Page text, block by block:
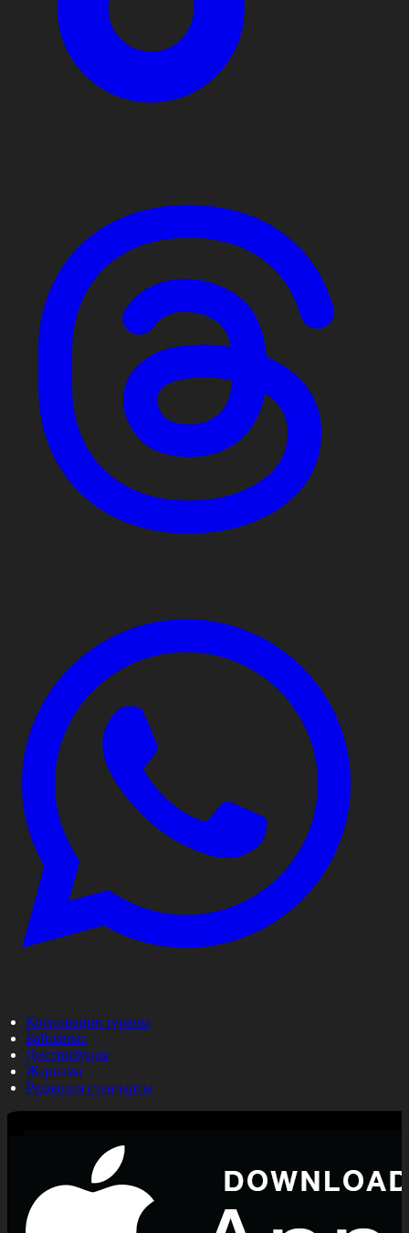
Корпорация туралы
Байланыс
Дистрибуция
Жарнама
Редакция стандарты